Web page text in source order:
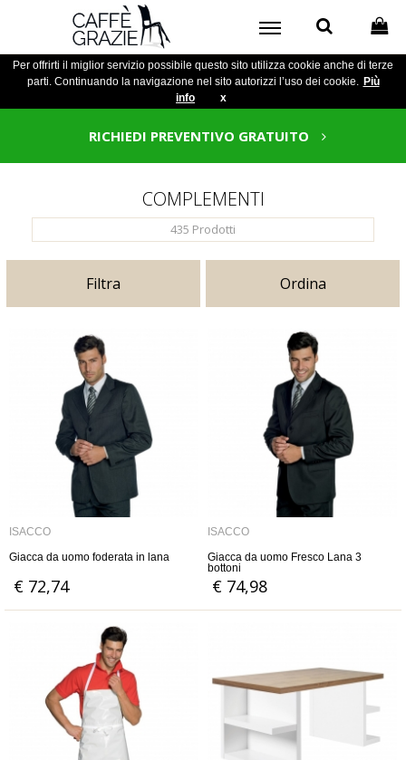
Per offrirti il miglior servizio possibile questo sito utilizza cookie anche di terze
parti. Continuando la navigazione nel sito autorizzi l’uso dei cookie. Più
info
x
RICHIEDI PREVENTIVO GRATUITO
COMPLEMENTI
435 Prodotti
Filtra Ordina
ISACCO
Giacca da uomo foderata in lana
€ 72,74
ISACCO
Giacca da uomo Fresco Lana 3
bottoni
€ 74,98